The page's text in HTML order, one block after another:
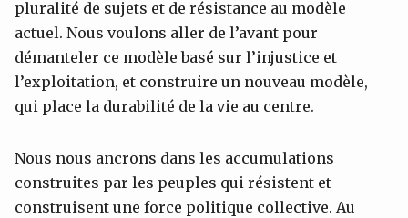
pluralité de sujets et de résistance au modèle
actuel. Nous voulons aller de l’avant pour
démanteler ce modèle basé sur l’injustice et
l’exploitation, et construire un nouveau modèle,
qui place la durabilité de la vie au centre.
Nous nous ancrons dans les accumulations
construites par les peuples qui résistent et
construisent une force politique collective. Au